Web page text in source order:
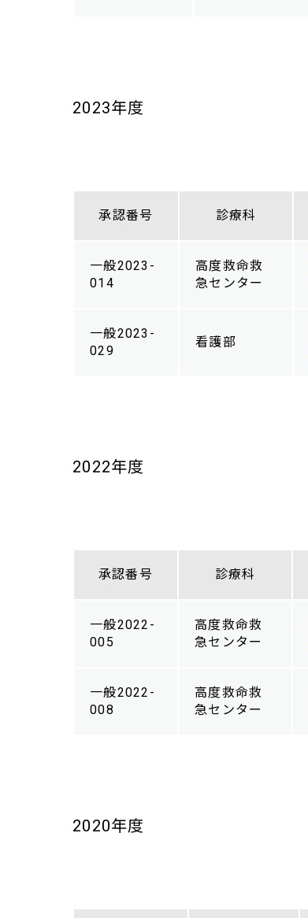
2023年度
承認番号 診療科
一般2023-
014
高度救命救
急センター
一般2023-
029
看護部
2022年度
承認番号 診療科
一般2022-
005
高度救命救
急センター
一般2022-
008
高度救命救
急センター
2020年度